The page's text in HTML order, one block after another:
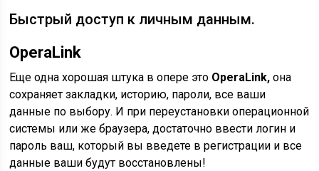
Быстрый доступ к личным данным.
OperaLink
Еще одна хорошая штука в опере это OperaLink,она
сохраняет закладки, историю, пароли, все ваши
данные по выбору. И при переустановки операционной
системы или же браузера, достаточно ввести логин и
пароль ваш, который вы введете в регистрации и все
данные ваши будут восстановлены!